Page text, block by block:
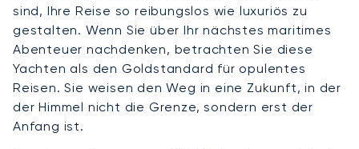
sind, Ihre Reise so reibungslos wie luxuriös zu
gestalten. Wenn Sie über Ihr nächstes maritimes
Abenteuer nachdenken, betrachten Sie diese
Yachten als den Goldstandard für opulentes
Reisen. Sie weisen den Weg in eine Zukunft, in der
der Himmel nicht die Grenze, sondern erst der
Anfang ist.